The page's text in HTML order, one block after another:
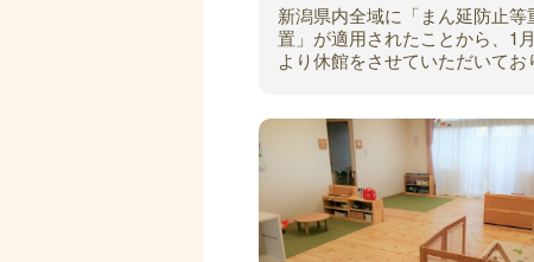
新潟県内全域に「まん延防止等
置」が適用されたことから、1
より休館をさせていただいてお
ら再開